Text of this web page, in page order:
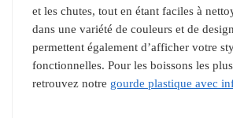
et les chutes, tout en étant faciles à
dans une variété de couleurs et de
permettent également d’afficher votre
fonctionnelles. Pour les boissons les
retrouvez notre gourde plastique avec